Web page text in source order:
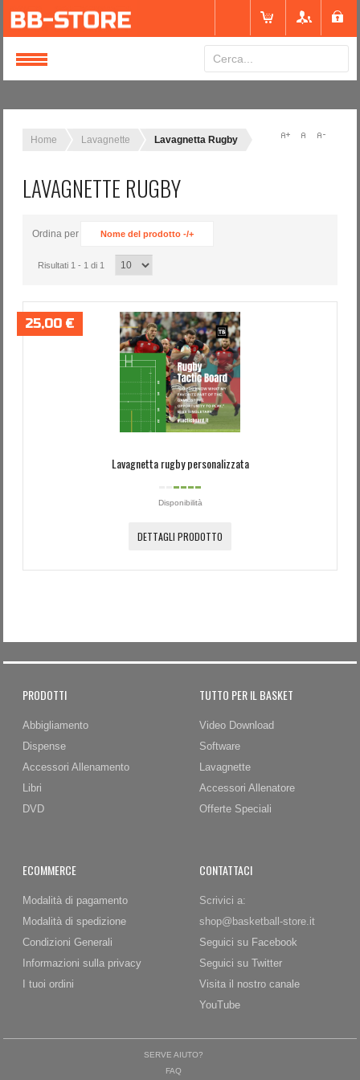
Home Lavagnette Lavagnetta Rugby
LAVAGNETTE RUGBY
Ordina per Nome del prodotto -/+
Risultati 1 - 1 di 1
25,00 €
Lavagnetta rugby personalizzata
Disponibilità
DETTAGLI PRODOTTO
PRODOTTI
Abbigliamento
Dispense
Accessori Allenamento
Libri
DVD
TUTTO PER IL BASKET
Video Download
Software
Lavagnette
Accessori Allenatore
Offerte Speciali
ECOMMERCE
Modalità di pagamento
Modalità di spedizione
Condizioni Generali
Informazioni sulla privacy
I tuoi ordini
CONTATTACI
Scrivici a:
shop@basketball-store.it
Seguici su Facebook
Seguici su Twitter
Visita il nostro canale
YouTube
SERVE AIUTO?
FAQ
Login
Nome utente
Password
Password dimenticata?
Nome utente dimenticato?